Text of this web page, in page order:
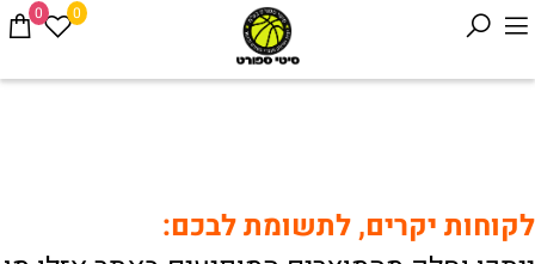
0 0
לקוחות יקרים, לתשומת לבכם: